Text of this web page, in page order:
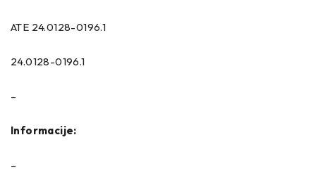
ATE 24.0128-0196.1
24.0128-0196.1
–
Informacije:
–